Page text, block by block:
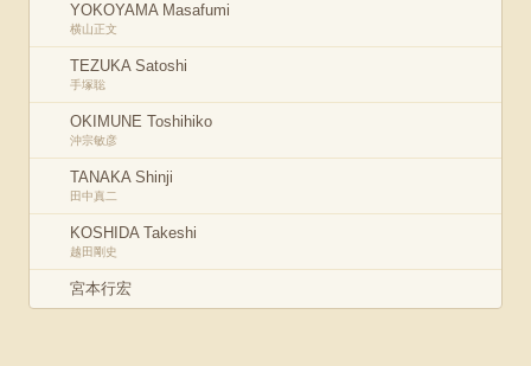
YOKOYAMA Masafumi
横山正文
TEZUKA Satoshi
手塚聡
OKIMUNE Toshihiko
沖宗敏彦
TANAKA Shinji
田中真二
KOSHIDA Takeshi
越田剛史
宮本行宏